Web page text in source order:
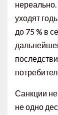
уходят
до 75 % в
Санкции
не одно